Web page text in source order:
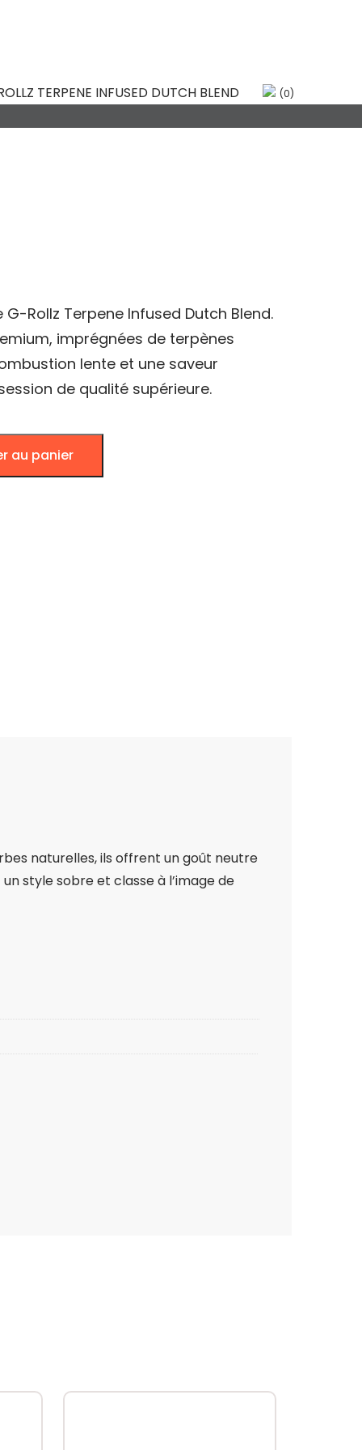
(0)
DUTCH
G-Rollz Terpene Infused Dutch Blend.
imprégnées de terpènes
lente et une saveur
de qualité supérieure.
au panier
naturelles, ils offrent un goût neutre
style sobre et classe à l’image de